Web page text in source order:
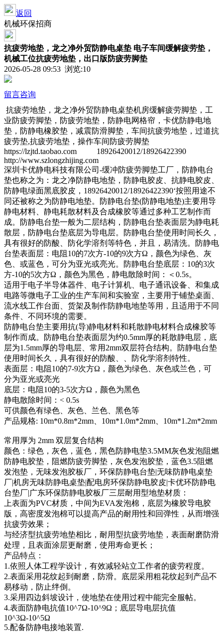
返回
机械环保招商
抗疲劳地垫，龙之净外贸防静电桌垫 电子车间缓解疲劳垫，
机械工位抗疲劳地垫，出口版防疲劳脚垫
2026-05-28 09:53 浏览:10
留言咨询
抗疲劳地垫，龙之净外贸防静电桌垫机房缓解疲劳脚垫，工
业防疲劳脚垫，防疲劳地垫，防静电网格帘，卡优防静电地
垫，防静电橡胶垫，减震防滑脚垫，车间抗疲劳地垫，过道抗
疲劳垫,抗疲劳地垫，操作车间防疲劳脚垫
https://lzjtd.taobao.com 18926420012/18926422390
http://www.szlongzhijing.com
深圳卡优静电科技有限公司-缓冲防疲劳脚垫工厂，防静电台
垫也称之为：龙之净防静电地垫，防静电胶皮、抗静电胶皮、
防静电绿面黑底胶皮，18926420012/18926422390‘按照用途不
同还被称之为防静电地垫。防静电台垫(防静电地垫)主要用导
静电材料、静电耗散材料及合成橡胶等通过多种工艺制作而
成。防静电台垫一般为二层结构，防静电台垫表面层为静电耗
散层，防静电台垫底层为导电层。防静电台垫使用时间长久，
具有很好的防酸、防化学溶剂等特色，并且，易清洗。防静电
台垫表面层：电阻10的7次方-10的9次方Ω，颜色为绿色、灰
色、或蓝色，可分为亚光或亮光。防静电台垫底层：10的3次
方-10的5次方Ω，颜色为黑色，静电散除时间：＜0.5s。
适用于电子半导体器件、电子计算机、电子通讯设备、和集成
电路等微电子工业的生产车间和实验室，主要用于铺垫桌面、
流水线工作台面、货架及制作防静电地垫等用，且适用于不同
条件、不同环境的需要。
防静电台垫主要用抗(导)静电材料和耗散静电材料合成橡胶等
制作而成。防静电台垫表面层为约0.5mm厚的耗散静电层，底
层为1.5mm厚的导电层、常用2mm双层符合结构。防静电台垫
使用时间长久，具有很好的防酸、、防化学溶剂特性。
表面层：电阻10的7-9次方Ω，颜色为绿色、灰色或兰色，可
分为亚光或亮光
底层：电阻10的3-5次方Ω，颜色为黑色
静电散除时间：< 0.5s
可供颜色有绿色、灰色、兰色、黑色等
产品规格: 10m*0.8m*2mm、10m*1.0m*2mm、10m*1.2m*2mm
常用厚为 2mm 双层复合结构
颜色：绿色，灰色，蓝色，黑色防静电垫3.5MM灰色发泡阻燃
防静电胶垫，阻燃防疲劳脚垫，灰色发泡胶垫，蓝色3.5阻燃
发泡垫，无味发泡胶板厂，环保防静电台垫|无味防静电桌垫
厂|机房无味防静电桌垫|配电房环保防静电胶皮|卡优环防静电
台垫厂|广东环保防静电胶板厂三层耐用型地垫材质：
上表面为PVC材质，中间为EVA发泡棉，底层为橡胶导电胶
版，高密度发泡棉可以提高产品的耐用性和回弹性，从而增强
抗疲劳效果；
与经济型抗疲劳地垫相比，耐用型抗疲劳地垫，表面耐磨防滑
处理，且表面涂层更耐磨，使用寿命更长；
产品特点：
1.依照人体工程学设计，有效减轻站立工作者的疲劳程度。
2.表面采用花纹起到耐磨，防滑。底层采用粗花纹起到产品不
易移动，防止绊倒。
3.采用四边斜坡设计，使地垫在使用过程中能完全服帖。
4.表面防静电抗值10^7Ω-10^9Ω；底层导电层抗值
10^3Ω-10^5Ω
5.配备防静电接地装置.